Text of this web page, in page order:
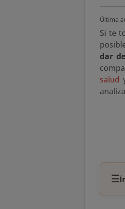
Última
Si te
dar
salud
☰